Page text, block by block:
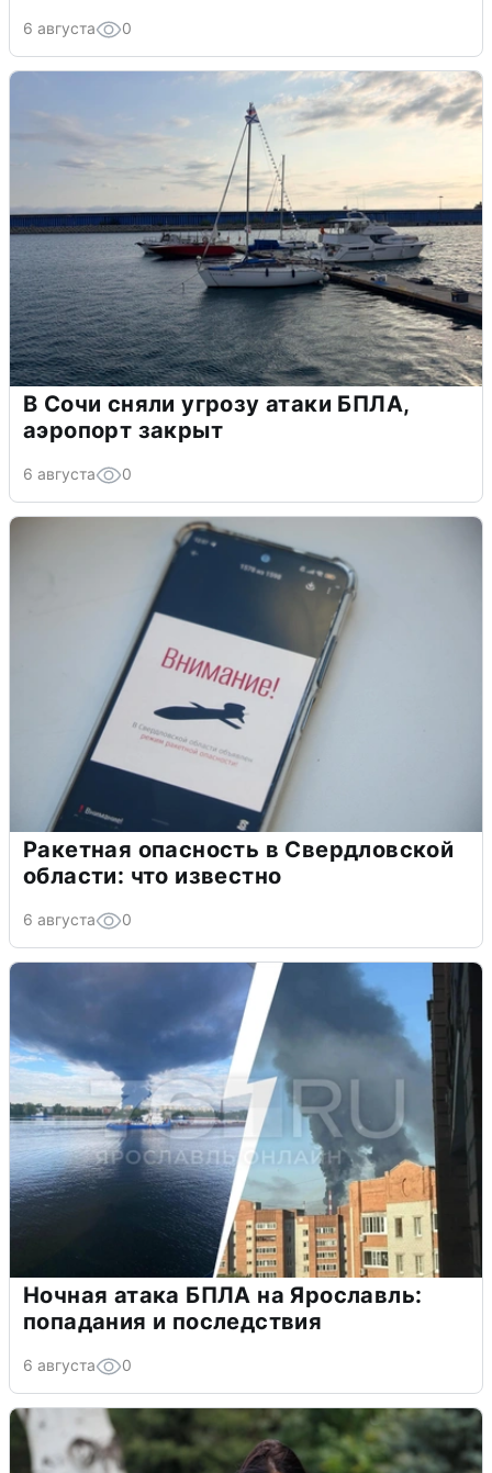
6 августа 0
В Сочи сняли угрозу атаки БПЛА,
аэропорт закрыт
6 августа 0
Ракетная опасность в Свердловской
области: что известно
6 августа 0
Ночная атака БПЛА на Ярославль:
попадания и последствия
6 августа 0